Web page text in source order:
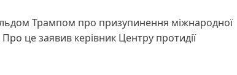
Трампом про призупинення міжнародної
Про це заявив керівник Центру протидії